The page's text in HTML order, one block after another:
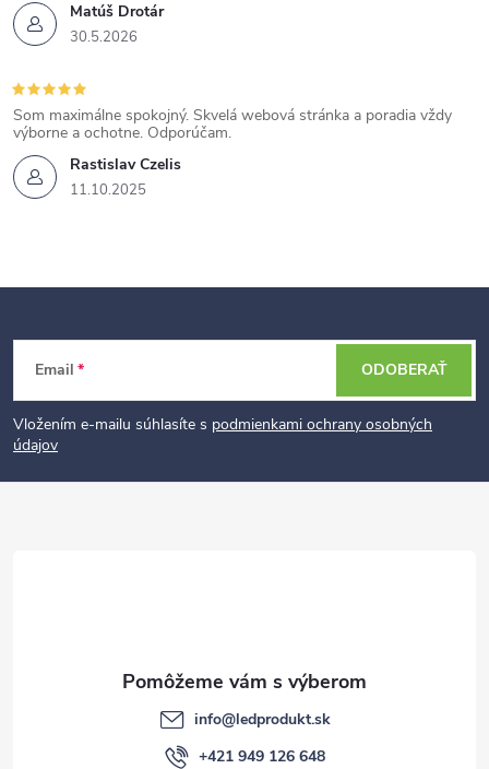
Matúš Drotár
30.5.2026
Rastislav Czelis
11.10.2025
Som maximálne spokojný. Skvelá webová stránka a poradia vždy
výborne a ochotne. Odporúčam.
t
Email
Vložením e-mailu súhlasíte s podmienkami ochrany osobných
údajov
ODOBERAŤ
info@ledprodukt.sk
+421 949 126 648